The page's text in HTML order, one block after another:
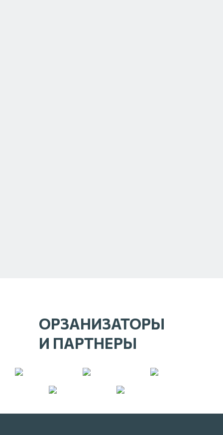
ОРЗАНИЗАТОРЫ
И ПАРТНЕРЫ